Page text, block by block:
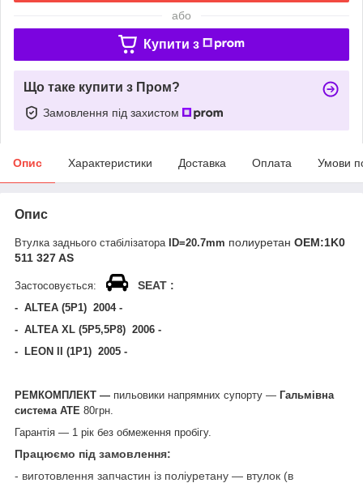
або
Купити з
Що таке купити з Пром?
Замовлення під захистом
Опис Характеристики Доставка Оплата Умови
Опис
Втулка заднього стабілізатора ID=20.7mm полиуретан ОЕМ:1K0
511 327 AS
Застосовується: SEAT :
- ALTEA (5P1) 2004 -
- ALTEA XL (5P5,5P8) 2006 -
- LEON II (1P1) 2005 -
РЕМКОМПЛЕКТ — пильовики напрямних супорту — Гальмівна
система АТЕ 80грн.
Гарантія — 1 рік без обмеження пробігу.
Працюємо під замовлення:
- виготовлення запчастин із поліуретану — втулок (в